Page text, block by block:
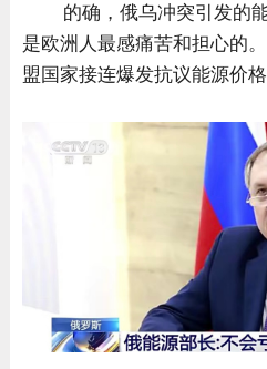
的确，俄乌冲突引发的
是欧洲人最感痛苦和担心的
盟国家接连爆发抗议能源价格